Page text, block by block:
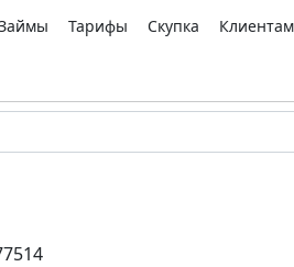
Тарифы Скупка Клиентам